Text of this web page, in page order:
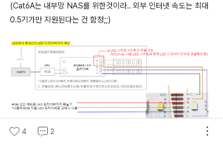
(Cat6A는 내부망 NAS를 위한것이라.. 외부 인터넷 속도는 최대
0.5기가만 지원된다는 건 함정;;)
4 2